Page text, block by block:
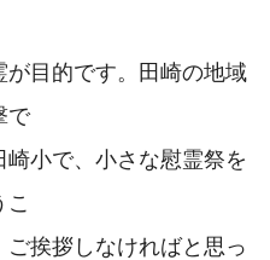
目的です。田崎の地域
で
小で、小さな慰霊祭を
こ
挨拶しなければと思っ